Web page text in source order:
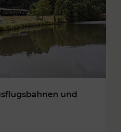
und